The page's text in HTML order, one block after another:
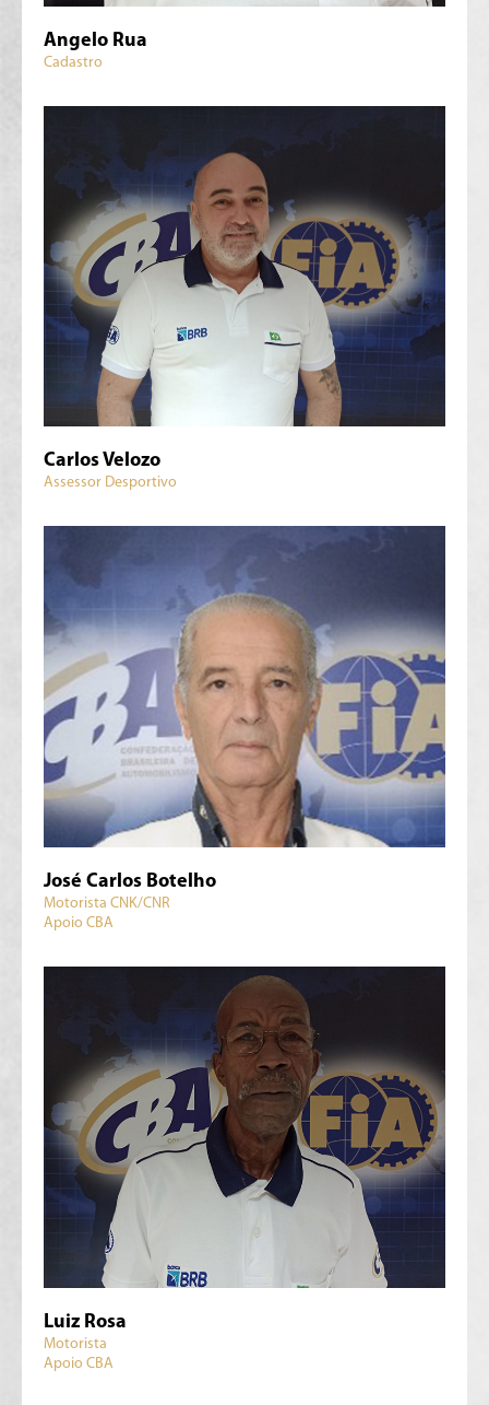
Angelo Rua
Cadastro
Carlos Velozo
Assessor Desportivo
José Carlos Botelho
Motorista CNK/CNR
Apoio CBA
Luiz Rosa
Motorista
Apoio CBA